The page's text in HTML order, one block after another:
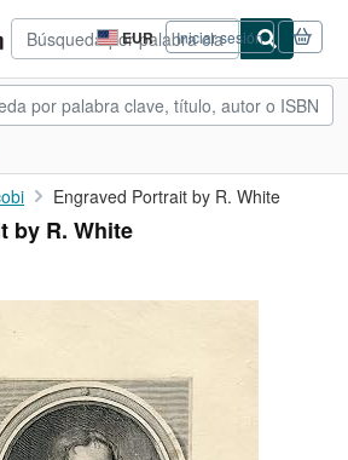
EUR
Preferencias
de
compra
del
Iniciar sesión
Engraved Portrait by R. White
by R. White